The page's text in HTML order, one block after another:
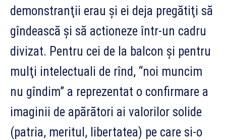
demonstranţii erau şi ei deja pregătiţi să
gîndească şi să actioneze într-un cadru
divizat. Pentru cei de la balcon şi pentru
mulţi intelectuali de rînd, “noi muncim
nu gîndim” a reprezentat o confirmare a
imaginii de apărători ai valorilor solide
(patria, meritul, libertatea) pe care si-o